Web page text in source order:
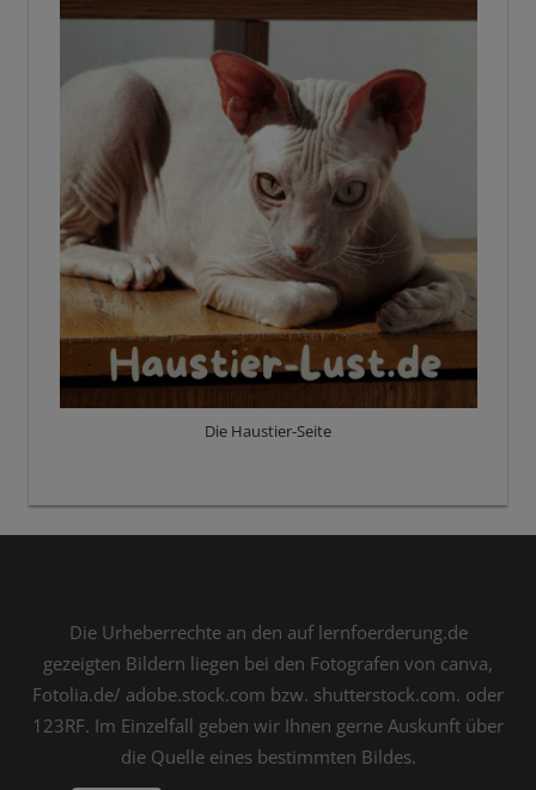
Die Haustier-Seite
Die Urheberrechte an den auf lernfoerderung.de
gezeigten Bildern liegen bei den Fotografen von canva,
Fotolia.de/ adobe.stock.com bzw. shutterstock.com. oder
123RF. Im Einzelfall geben wir Ihnen gerne Auskunft über
die Quelle eines bestimmten Bildes.